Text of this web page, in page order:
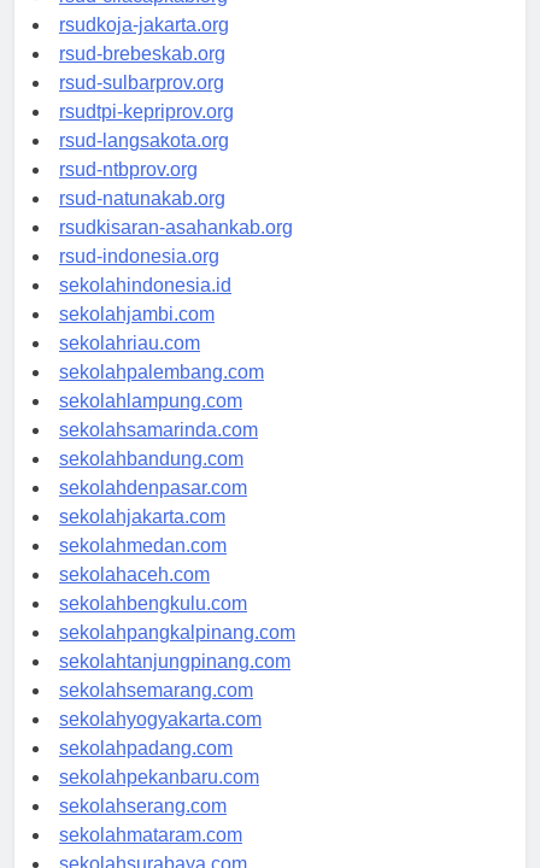
rsud-cilacapkab.org
rsudkoja-jakarta.org
rsud-brebeskab.org
rsud-sulbarprov.org
rsudtpi-kepriprov.org
rsud-langsakota.org
rsud-ntbprov.org
rsud-natunakab.org
rsudkisaran-asahankab.org
rsud-indonesia.org
sekolahindonesia.id
sekolahjambi.com
sekolahriau.com
sekolahpalembang.com
sekolahlampung.com
sekolahsamarinda.com
sekolahbandung.com
sekolahdenpasar.com
sekolahjakarta.com
sekolahmedan.com
sekolahaceh.com
sekolahbengkulu.com
sekolahpangkalpinang.com
sekolahtanjungpinang.com
sekolahsemarang.com
sekolahyogyakarta.com
sekolahpadang.com
sekolahpekanbaru.com
sekolahserang.com
sekolahmataram.com